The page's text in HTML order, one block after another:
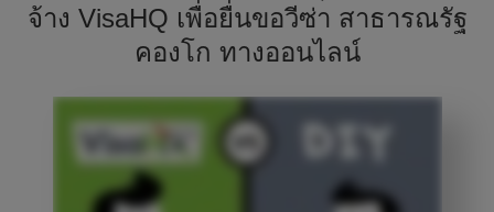
จ้าง VisaHQ เพื่อยื่นขอวีซ่า สาธารณรัฐ
คองโก ทางออนไลน์